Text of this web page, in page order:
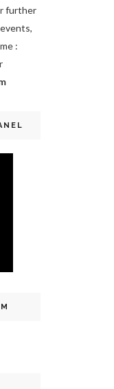
further
: